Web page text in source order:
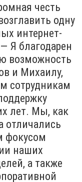
честь
одну
интернет-
Я благодарен
возможность
и Михаилу,
сотрудникам
лет. Мы, как
отличались
фокусом
наших
а также